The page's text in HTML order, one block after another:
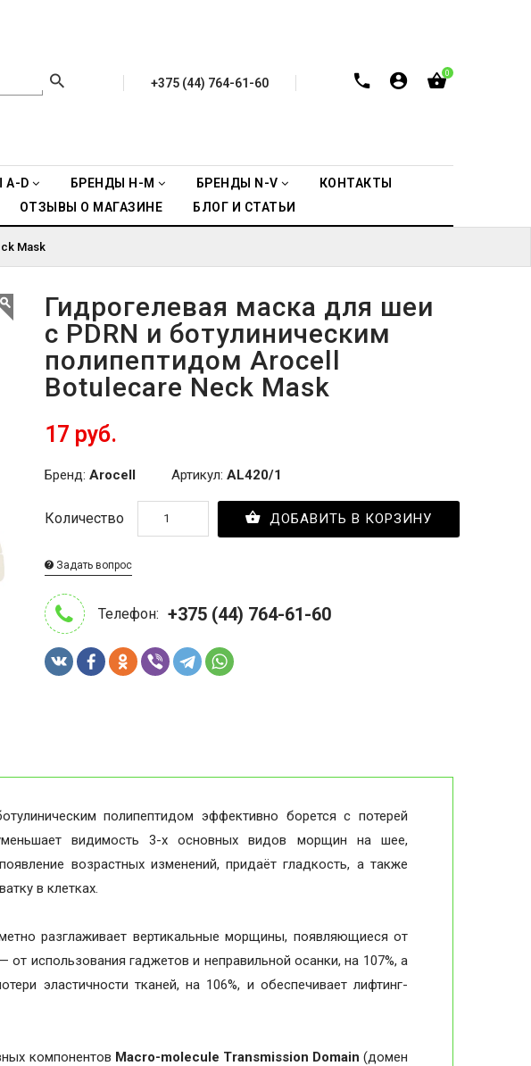
+375 (44) 764-61-60
0
A-D БРЕНДЫ H-M БРЕНДЫ N-V
КОНТАКТЫ
ОТЗЫВЫ О МАГАЗИНЕ БЛОГ И СТАТЬИ
Mask
Гидрогелевая маска для шеи
с PDRN и ботулиническим
полипептидом Arocell
Botulecare Neck Mask
17 руб.
Бренд: Arocell Артикул: AL420/1
Количество ДОБАВИТЬ В КОРЗИНУ
Задать вопрос
Телефон: +375 (44) 764-61-60
полипептидом эффективно борется с потерей
видимость 3-х основных видов морщин на шее,
возрастных изменений, придаёт гладкость, а также
в клетках.
разглаживает вертикальные морщины, появляющиеся от
от использования гаджетов и неправильной осанки, на 107%, а
эластичности тканей, на 106%, и обеспечивает лифтинг-
компонентов Macro-molecule Transmission Domain (домен